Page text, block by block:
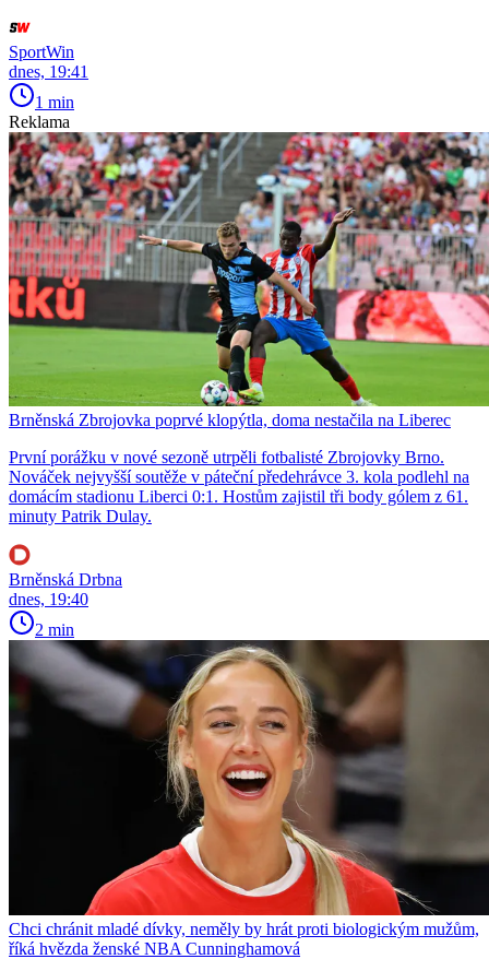
SportWin
dnes, 19:41
1 min
Reklama
Brněnská Zbrojovka poprvé klopýtla, doma nestačila na Liberec
První porážku v nové sezoně utrpěli fotbalisté Zbrojovky Brno.
Nováček nejvyšší soutěže v páteční předehrávce 3. kola podlehl na
domácím stadionu Liberci 0:1. Hostům zajistil tři body gólem z 61.
minuty Patrik Dulay.
Brněnská Drbna
dnes, 19:40
2 min
Chci chránit mladé dívky, neměly by hrát proti biologickým mužům,
říká hvězda ženské NBA Cunninghamová